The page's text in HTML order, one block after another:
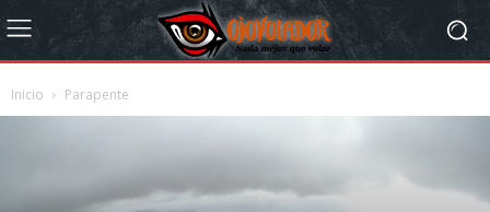
Inicio Parapente